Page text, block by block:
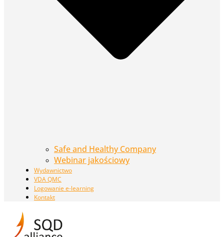
Safe and Healthy Company
Webinar jakościowy
Wydawnictwo
VDA QMC
Logowanie e-learning
Kontakt